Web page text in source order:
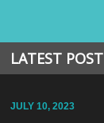
LATEST POST
JULY 10, 2023